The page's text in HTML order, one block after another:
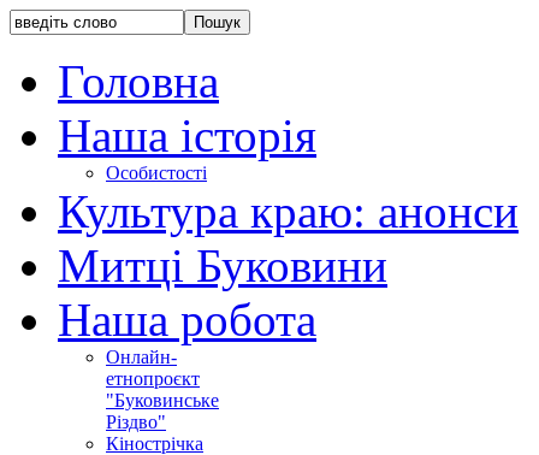
Головна
Наша історія
Особистості
Культура краю: анонси
Митці Буковини
Наша робота
Онлайн-
етнопроєкт
"Буковинське
Різдво"
Кінострічка